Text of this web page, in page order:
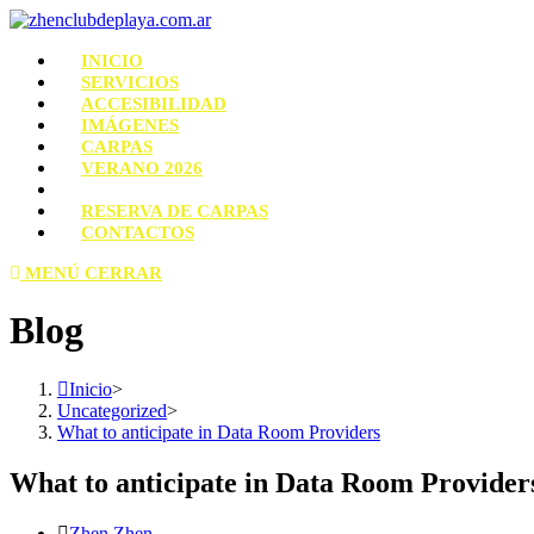
INICIO
SERVICIOS
ACCESIBILIDAD
IMÁGENES
CARPAS
VERANO 2026
RESERVA DE CARPAS
CONTACTOS
MENÚ CERRAR
Blog
Inicio>
Uncategorized>
What to anticipate in Data Room Providers
What to anticipate in Data Room